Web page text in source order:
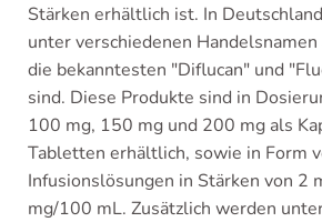
Stärken erhältlich ist. In
unter verschiedenen
die bekanntesten "Diflucan" und
sind. Diese Produkte sind in
100 mg, 150 mg und 200 mg als
Tabletten erhältlich, sowie in Form
Infusionslösungen in Stärken von 2
mg/100 mL. Zusätzlich werden